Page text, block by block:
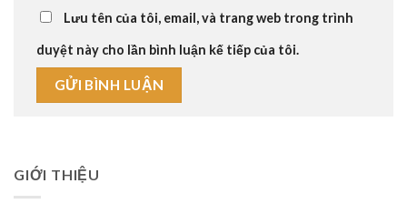
Lưu tên của tôi, email, và trang web trong trình
duyệt này cho lần bình luận kế tiếp của tôi.
GIỚI THIỆU